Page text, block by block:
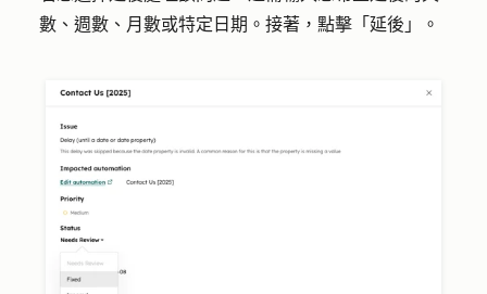
數、週數、月數或特定日期。接著，點擊 「延後」 。